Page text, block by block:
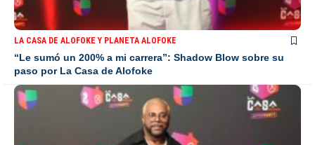
LA CASA DE ALOFOKE Y PLANETA ALOFOKE
“Le sumó un 200% a mi carrera”: Shadow Blow sobre su
paso por La Casa de Alofoke